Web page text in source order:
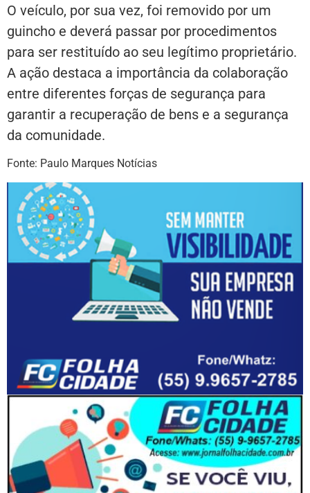
O veículo, por sua vez, foi removido por um
guincho e deverá passar por procedimentos
para ser restituído ao seu legítimo proprietário.
A ação destaca a importância da colaboração
entre diferentes forças de segurança para
garantir a recuperação de bens e a segurança
da comunidade.
Fonte: Paulo Marques Notícias